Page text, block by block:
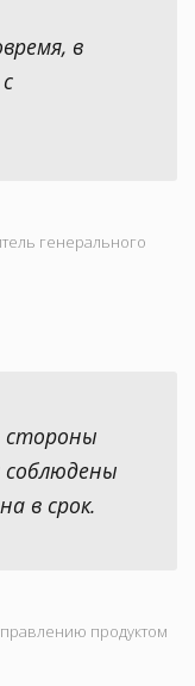
в
генерального
стороны
в срок.
продуктом